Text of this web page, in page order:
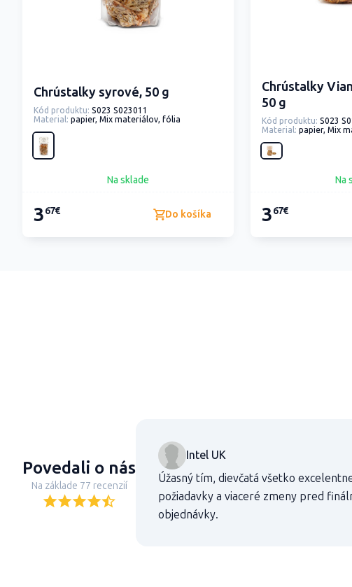
Chrústalky syrové, 50 g
Kód produktu: S023 S023011
Material: papier, Mix materiálov, fólia
Na sklade
367€ Do košíka
Chrústalky
50 g
Kód produktu: S023
Material: papier, Mix
Na
367€
Povedali o nás
Na základe 77 recenzií
Intel UK
Úžasný tím, dievčatá všetko
požiadavky a viaceré zmeny pred
objednávky.